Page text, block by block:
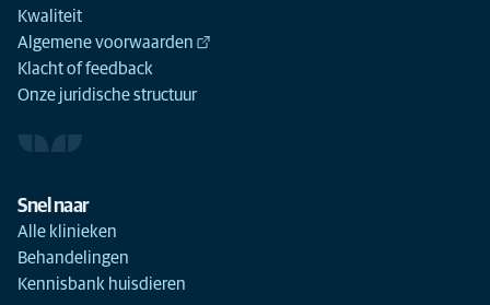
Kwaliteit
Algemene voorwaarden
Klacht of feedback
Onze juridische structuur
Snel naar
Alle klinieken
Behandelingen
Kennisbank huisdieren